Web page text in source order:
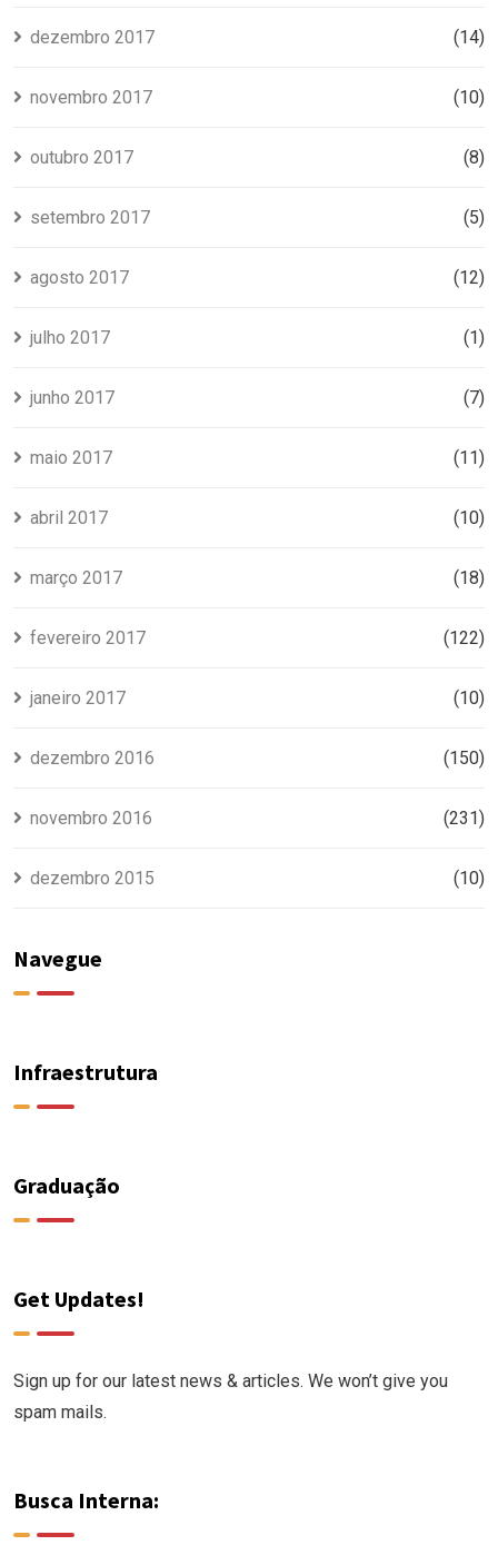
dezembro 2017 (14)
novembro 2017 (10)
outubro 2017 (8)
setembro 2017 (5)
agosto 2017 (12)
julho 2017 (1)
junho 2017 (7)
maio 2017 (11)
abril 2017 (10)
março 2017 (18)
fevereiro 2017 (122)
janeiro 2017 (10)
dezembro 2016 (150)
novembro 2016 (231)
dezembro 2015 (10)
Navegue
Infraestrutura
Graduação
Get Updates!
Sign up for our latest news & articles. We won’t give you
spam mails.
Busca Interna: